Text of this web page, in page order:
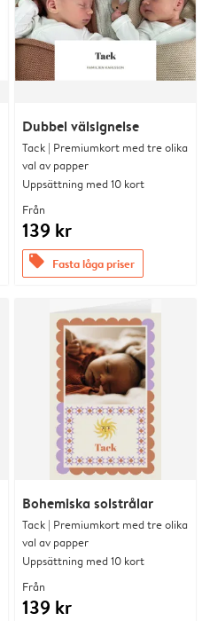
Dubbel välsignelse
Tack | Premiumkort med tre olika
val av papper
Uppsättning med 10 kort
Från
139 kr
offers Fasta låga priser
Bohemiska solstrålar
Tack | Premiumkort med tre olika
val av papper
Uppsättning med 10 kort
Från
139 kr